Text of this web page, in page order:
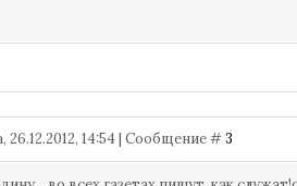
26.12.2012, 14:54 | Сообщение #3